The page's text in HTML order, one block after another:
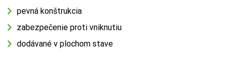
pevná konštrukcia
zabezpečenie proti vniknutiu
dodávané v plochom stave